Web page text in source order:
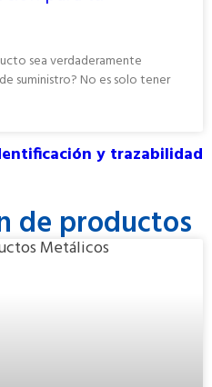
sea verdaderamente
suministro? No es solo tener
y trazabilidad
de productos